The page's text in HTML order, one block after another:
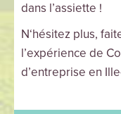
dans l’assiette !
N‘hésitez plus,
l’expérience de
d’entreprise en